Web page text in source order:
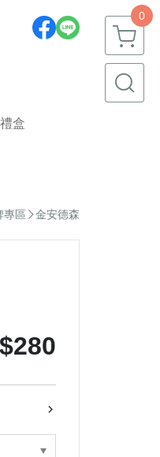
0
盒
專區 金安德森
$280